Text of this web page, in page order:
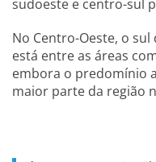
sudoeste e centro-sul
No Centro-Oeste, o
está entre as áreas
embora o predomínio
maior parte da região